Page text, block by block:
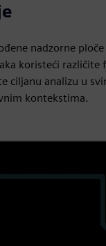
nadzorne ploče
koristeći različite
ciljanu analizu u
kontekstima.